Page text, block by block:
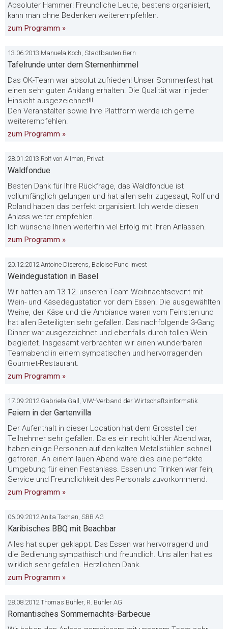
Absoluter Hammer! Freundliche Leute, bestens organisiert,
kann man ohne Bedenken weiterempfehlen.
zum Programm »
13.06.2013 Manuela Koch, Stadtbauten Bern
Tafelrunde unter dem Sternenhimmel
Das OK-Team war absolut zufrieden! Unser Sommerfest hat
einen sehr guten Anklang erhalten. Die Qualität war in jeder
Hinsicht ausgezeichnet!!!
Den Veranstalter sowie Ihre Plattform werde ich gerne
weiterempfehlen.
zum Programm »
28.01.2013 Rolf von Allmen, Privat
Waldfondue
Besten Dank für Ihre Rückfrage, das Waldfondue ist
vollumfänglich gelungen und hat allen sehr zugesagt, Rolf und
Roland haben das perfekt organisiert. Ich werde diesen
Anlass weiter empfehlen.
Ich wünsche Ihnen weiterhin viel Erfolg mit Ihren Anlässen.
zum Programm »
20.12.2012 Antoine Diserens, Baloise Fund Invest
Weindegustation in Basel
Wir hatten am 13.12. unseren Team Weihnachtsevent mit
Wein- und Käsedegustation vor dem Essen. Die ausgewählten
Weine, der Käse und die Ambiance waren vom Feinsten und
hat allen Beteiligten sehr gefallen. Das nachfolgende 3-Gang
Dinner war ausgezeichnet und ebenfalls durch tollen Wein
begleitet. Insgesamt verbrachten wir einen wunderbaren
Teamabend in einem sympatischen und hervorragenden
Gourmet-Restaurant.
zum Programm »
17.09.2012 Gabriela Gall, VIW-Verband der Wirtschaftsinformatik
Feiern in der Gartenvilla
Der Aufenthalt in dieser Location hat dem Grossteil der
Teilnehmer sehr gefallen. Da es ein recht kühler Abend war,
haben einige Personen auf den kalten Metallstühlen schnell
gefroren. An einem lauen Abend wäre dies eine perfekte
Umgebung für einen Festanlass. Essen und Trinken war fein,
Service und Freundlichkeit des Personals zuvorkommend.
zum Programm »
06.09.2012 Anita Tschan, SBB AG
Karibisches BBQ mit Beachbar
Alles hat super geklappt. Das Essen war hervorragend und
die Bedienung sympathisch und freundlich. Uns allen hat es
wirklich sehr gefallen. Herzlichen Dank.
zum Programm »
28.08.2012 Thomas Bühler, R. Bühler AG
Romantisches Sommernachts-Barbecue